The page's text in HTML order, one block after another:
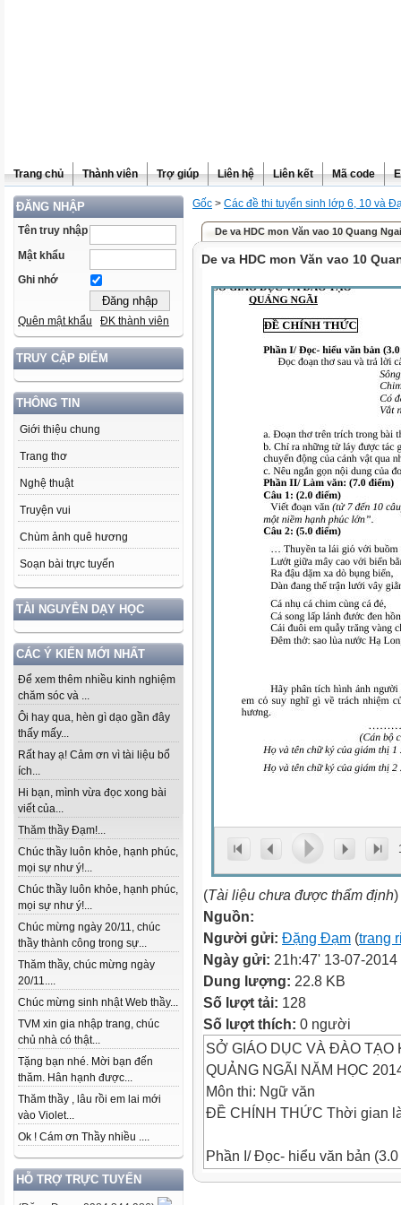
Trang chủ Thành viên Trợ giúp Liên hệ Liên kết Mã code
ĐĂNG NHẬP
Tên truy nhập
Mật khẩu
Ghi nhớ
Quên mật khẩu ĐK thành viên
TRUY CẬP ĐIỂM
THÔNG TIN
Giới thiệu chung
Trang thơ
Nghệ thuật
Truyện vui
Chùm ảnh quê hương
Soạn bài trực tuyến
TÀI NGUYÊN DẠY HỌC
CÁC Ý KIẾN MỚI NHẤT
Để xem thêm nhiều kinh nghiệm
chăm sóc và ...
Ôi hay qua, hèn gì dạo gần đây
thấy mấy...
Rất hay ạ! Cảm ơn vì tài liệu bổ
ích...
Hi bạn, mình vừa đọc xong bài
viết của...
Thăm thầy Đạm!...
Chúc thầy luôn khỏe, hạnh phúc,
mọi sự như ý!...
Chúc thầy luôn khỏe, hạnh phúc,
mọi sự như ý!...
Chúc mừng ngày 20/11, chúc
thầy thành công trong sự...
Thăm thầy, chúc mừng ngày
20/11....
Chúc mừng sinh nhật Web thầy...
TVM xin gia nhập trang, chúc
chủ nhà có thật...
Tặng bạn nhé. Mời bạn đến
thăm. Hân hạnh được...
Thăm thầy , lâu rồi em lai mới
vào Violet...
Ok ! Cám ơn Thầy nhiều ....
HỖ TRỢ TRỰC TUYẾN
Gốc > Các đề thi tuyển sinh lớp 6, 10 và
De va HDC mon Văn vao 10 Quang
De va HDC mon Văn vao 10
(Tài liệu chưa được thẩm định)
Nguồn:
Người gửi: Đặng Đạm (trang
Ngày gửi: 21h:47' 13-07-2014
Dung lượng: 22.8 KB
Số lượt tải: 128
Số lượt thích: 0 người
SỞ GIÁO DỤC VÀ ĐÀO TẠO
QUẢNG NGÃI NĂM HỌC
Môn thi: Ngữ văn
ĐỀ CHÍNH THỨC Thời gian
Phần I/ Đọc- hiểu văn bản